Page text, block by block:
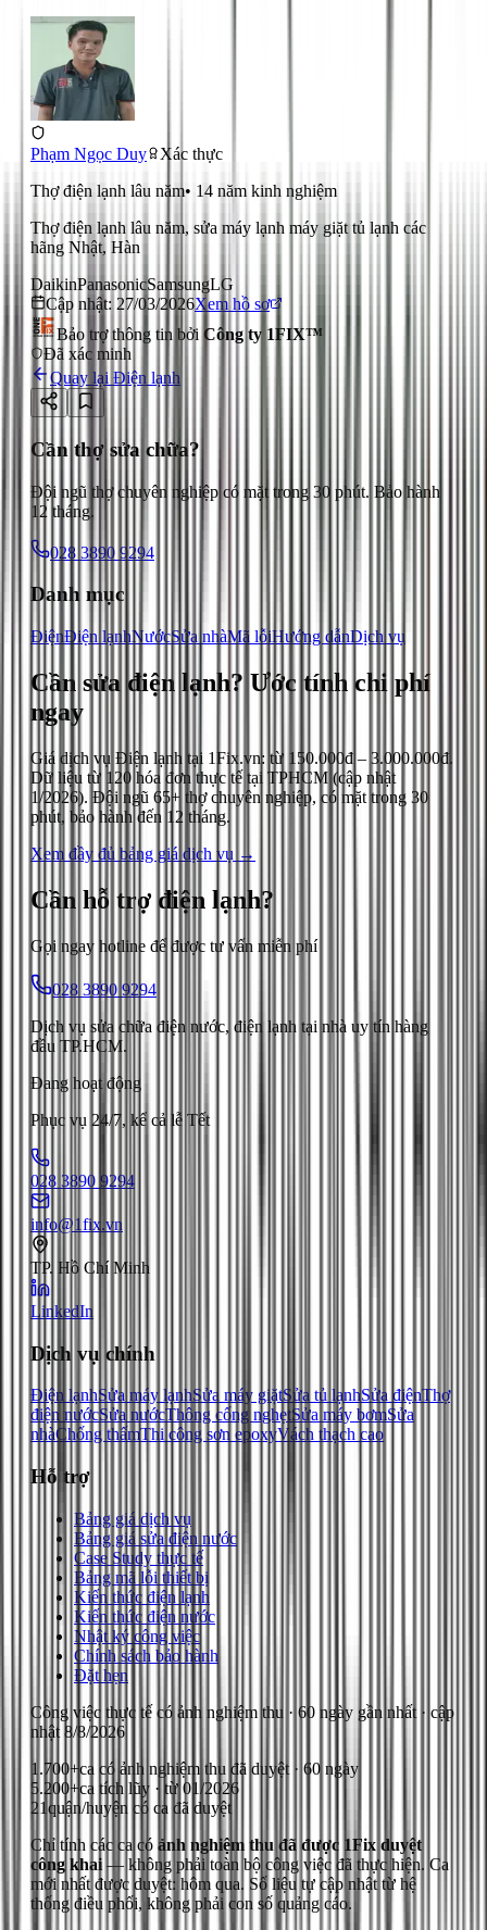
Phạm Ngọc Duy
Xác thực
Thợ điện lạnh lâu năm• 14 năm kinh nghiệm
Thợ điện lạnh lâu năm, sửa máy lạnh máy giặt tủ lạnh các
hãng Nhật, Hàn
DaikinPanasonicSamsungLG
Cập nhật: 27/03/2026Xem hồ sơ
Bảo trợ thông tin bởi Công ty 1FIX™
Đã xác minh
Quay lại Điện lạnh
Cần thợ sửa chữa?
Đội ngũ thợ chuyên nghiệp có mặt trong 30 phút. Bảo hành
12 tháng.
028 3890 9294
Danh mục
ĐiệnĐiện lạnhNướcSửa nhàMã lỗiHướng dẫnDịch vụ
Cần sửa điện lạnh? Ước tính chi phí
ngay
Giá dịch vụ Điện lạnh tại 1Fix.vn: từ 150.000đ – 3.000.000đ.
Dữ liệu từ 120 hóa đơn thực tế tại TPHCM (cập nhật
1/2026). Đội ngũ 65+ thợ chuyên nghiệp, có mặt trong 30
phút, bảo hành đến 12 tháng.
Xem đầy đủ bảng giá dịch vụ →
Cần hỗ trợ điện lạnh?
Gọi ngay hotline để được tư vấn miễn phí
028 3890 9294
Dịch vụ sửa chữa điện nước, điện lạnh tại nhà uy tín hàng
đầu TP.HCM.
Đang hoạt động
Phục vụ 24/7, kể cả lễ Tết
028 3890 9294
info@1fix.vn
TP. Hồ Chí Minh
LinkedIn
Dịch vụ chính
Điện lạnhSửa máy lạnhSửa máy giặtSửa tủ lạnhSửa điệnThợ
điện nướcSửa nướcThông cống nghẹtSửa máy bơmSửa
nhàChống thấmThi công sơn epoxyVách thạch cao
Hỗ trợ
Bảng giá dịch vụ
Bảng giá sửa điện nước
Case Study thực tế
Bảng mã lỗi thiết bị
Kiến thức điện lạnh
Kiến thức điện nước
Nhật ký công việc
Chính sách bảo hành
Đặt hẹn
Công việc thực tế có ảnh nghiệm thu · 60 ngày gần nhất · cập
nhật 8/8/2026
1.700+ca có ảnh nghiệm thu đã duyệt · 60 ngày
5.200+ca tích lũy · từ 01/2026
21quận/huyện có ca đã duyệt
Chỉ tính các ca có ảnh nghiệm thu đã được 1Fix duyệt
công khai — không phải toàn bộ công việc đã thực hiện. Ca
mới nhất được duyệt: hôm qua. Số liệu tự cập nhật từ hệ
thống điều phối, không phải con số quảng cáo.